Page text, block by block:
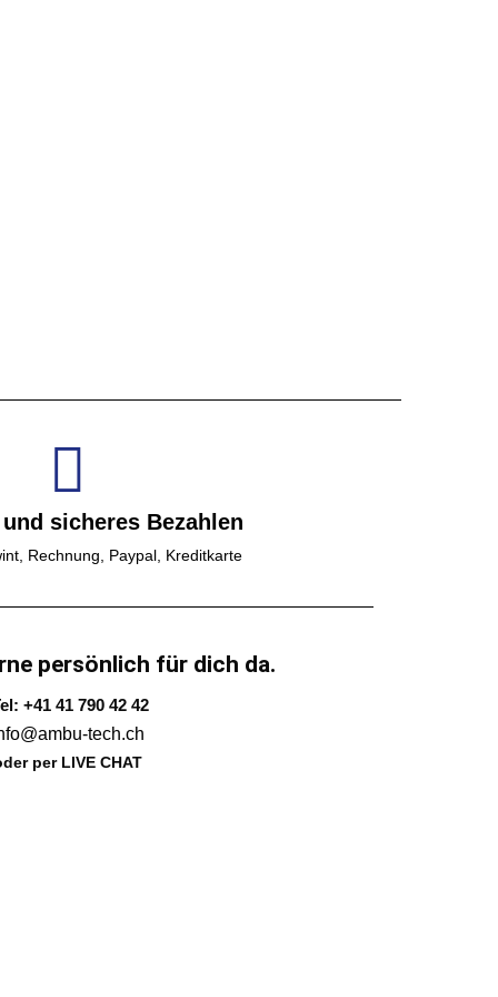
sicheres Bezahlen
Rechnung, Paypal, Kreditkarte
persönlich für dich da.
+41 41 790 42 42
tech.ch
per LIVE CHAT